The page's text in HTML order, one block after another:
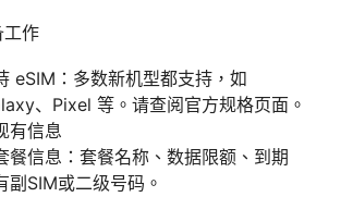
工作
eSIM：多数新机型都支持，如
、Pixel 等。请查阅官方规格页面。
有信息
餐信息：套餐名称、数据限额、到期
副SIM或二级号码。